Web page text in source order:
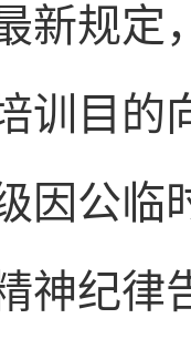
新规定
训目的
因公临
神纪律